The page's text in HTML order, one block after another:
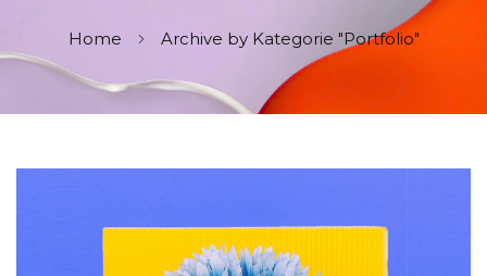
Home Archive by Kategorie "Portfolio"